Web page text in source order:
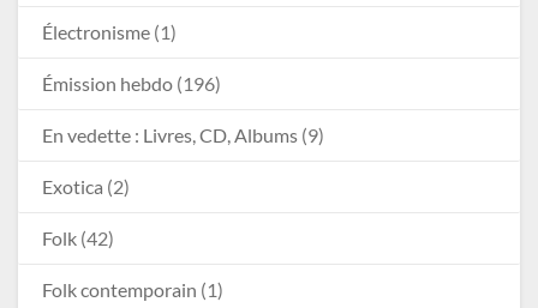
Électronisme (1)
Émission hebdo (196)
En vedette : Livres, CD, Albums (9)
Exotica (2)
Folk (42)
Folk contemporain (1)